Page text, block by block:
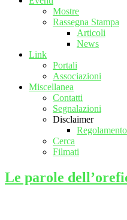
Mostre
Rassegna Stampa
Articoli
News
Link
Portali
Associazioni
Miscellanea
Contatti
Segnalazioni
Disclaimer
Cerca
Filmati
Le parole